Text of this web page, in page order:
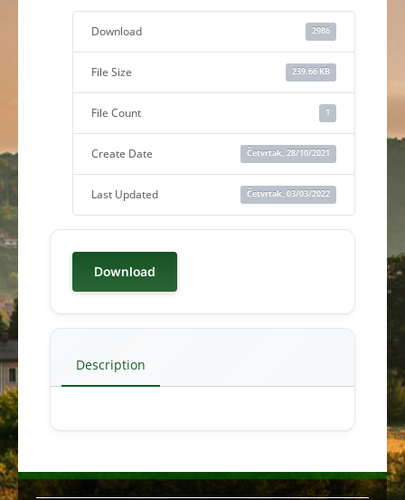
Download 2986
File Size 239.66 KB
File Count 1
Create Date Četvrtak, 28/10/2021
Last Updated Četvrtak, 03/03/2022
Download
Description